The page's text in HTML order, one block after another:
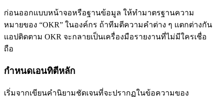
ก่อนออกแบบหน้าจอหรือฐานข้อมูล ให้ทำมาตรฐานความ
หมายของ “OKR” ในองค์กร ถ้าทีมตีความคำต่าง ๆ แตกต่างกัน
แอปติดตาม OKR จะกลายเป็นเครื่องมือรายงานที่ไม่มีใครเชื่อ
ถือ
กำหนดเอนทิตีหลัก
เริ่มจากเขียนคำนิยามชัดเจนที่จะปรากฏในข้อความของ